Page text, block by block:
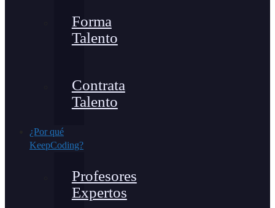
Forma
Talento
Contrata
Talento
¿Por qué
KeepCoding?
Profesores
Expertos